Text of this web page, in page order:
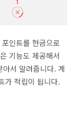
인트를 현금으로
기능도 제공해서
서 알려줍니다. 계
가 적립이 됩니다.